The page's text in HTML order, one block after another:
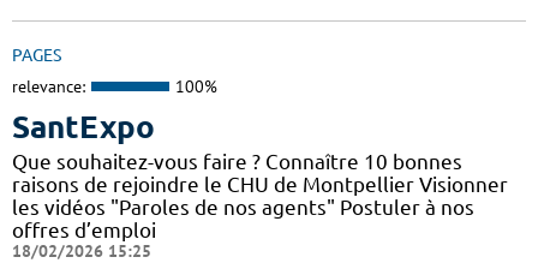
PAGES
relevance: 100%
SantExpo
Que souhaitez-vous faire ? Connaître 10 bonnes
raisons de rejoindre le CHU de Montpellier Visionner
les vidéos "Paroles de nos agents" Postuler à nos
offres d’emploi
18/02/2026 15:25